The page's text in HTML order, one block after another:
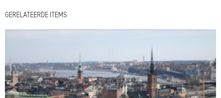
GERELATEERDE ITEMS